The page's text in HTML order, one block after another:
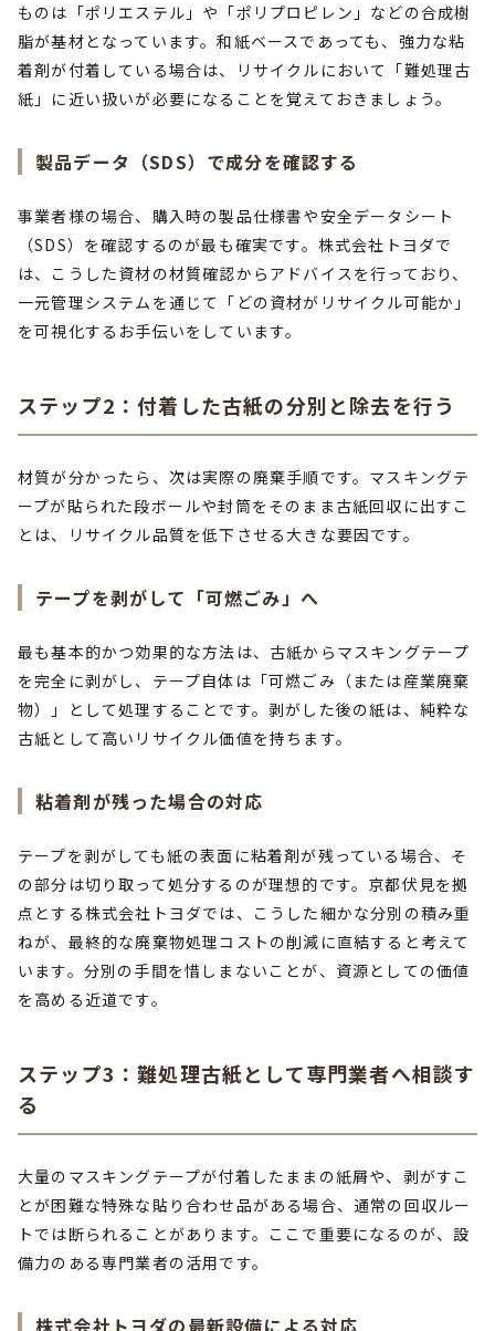
ものは「ポリエステル」や「ポリプロピレン」などの合成樹
脂が基材となっています。和紙ベースであっても、強力な粘
着剤が付着している場合は、リサイクルにおいて「難処理古
紙」に近い扱いが必要になることを覚えておきましょう。
製品データ（SDS）で成分を確認する
事業者様の場合、購入時の製品仕様書や安全データシート
（SDS）を確認するのが最も確実です。株式会社トヨダで
は、こうした資材の材質確認からアドバイスを行っており、
一元管理システムを通じて「どの資材がリサイクル可能か」
を可視化するお手伝いをしています。
ステップ2：付着した古紙の分別と除去を行う
材質が分かったら、次は実際の廃棄手順です。マスキングテ
ープが貼られた段ボールや封筒をそのまま古紙回収に出すこ
とは、リサイクル品質を低下させる大きな要因です。
テープを剥がして「可燃ごみ」へ
最も基本的かつ効果的な方法は、古紙からマスキングテープ
を完全に剥がし、テープ自体は「可燃ごみ（または産業廃棄
物）」として処理することです。剥がした後の紙は、純粋な
古紙として高いリサイクル価値を持ちます。
粘着剤が残った場合の対応
テープを剥がしても紙の表面に粘着剤が残っている場合、そ
の部分は切り取って処分するのが理想的です。京都伏見を拠
点とする株式会社トヨダでは、こうした細かな分別の積み重
ねが、最終的な廃棄物処理コストの削減に直結すると考えて
います。分別の手間を惜しまないことが、資源としての価値
を高める近道です。
ステップ3：難処理古紙として専門業者へ相談す
る
大量のマスキングテープが付着したままの紙屑や、剥がすこ
とが困難な特殊な貼り合わせ品がある場合、通常の回収ルー
トでは断られることがあります。ここで重要になるのが、設
備力のある専門業者の活用です。
株式会社トヨダの最新設備による対応